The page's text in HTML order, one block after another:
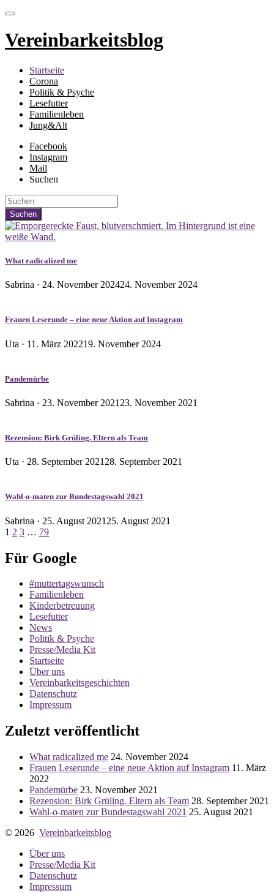
Vereinbarkeitsblog
Startseite
Corona
Politik & Psyche
Lesefutter
Familienleben
Jung&Alt
Facebook
Instagram
Mail
Suchen
What radicalized me
Sabrina · Veröffentlicht
24. November 202424. November 2024
Frauen Leserunde – eine neue Aktion auf Instagram
Uta · Veröffentlicht
11. März 202219. November 2024
Pandemürbe
Sabrina · Veröffentlicht
23. November 2021 23. November 2021
Rezension: Birk Grüling. Eltern als Team
Uta · Veröffentlicht
28. September 2021 28. September 2021
Wahl-o-maten zur Bundestagswahl 2021
Sabrina · Veröffentlicht
am
25. August 2021 25. August 2021
Seitennummerierung
der
Beiträge
1 2 3 … 79
Für Google
#muttertagswunsch
Familienleben
Kinderbetreuung
Lesefutter
News
Politik & Psyche
Presse/Media Kit
Startseite
Über uns
Vereinbarkeitsgeschichten
Datenschutz
Impressum
Zuletzt veröffentlicht
What radicalized me 24. November 2024
Frauen Leserunde – eine neue Aktion auf Instagram 11. März
2022
Pandemürbe 23. November 2021
Rezension: Birk Grüling. Eltern als Team 28. September 2021
Wahl-o-maten zur Bundestagswahl 2021 25. August 2021
© 2026 Vereinbarkeitsblog
Über uns
Presse/Media Kit
Datenschutz
Impressum